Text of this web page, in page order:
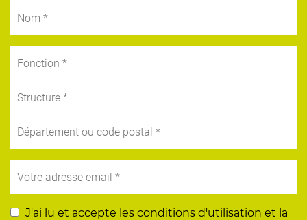
J'ai lu et accepte les conditions d'utilisation et la